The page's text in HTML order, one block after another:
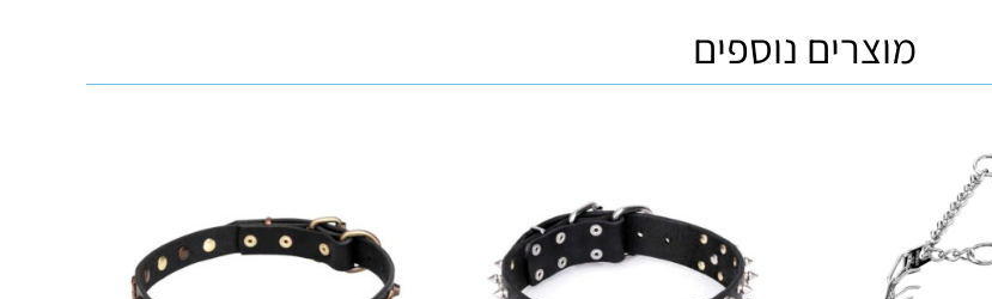
מוצרים נוספים